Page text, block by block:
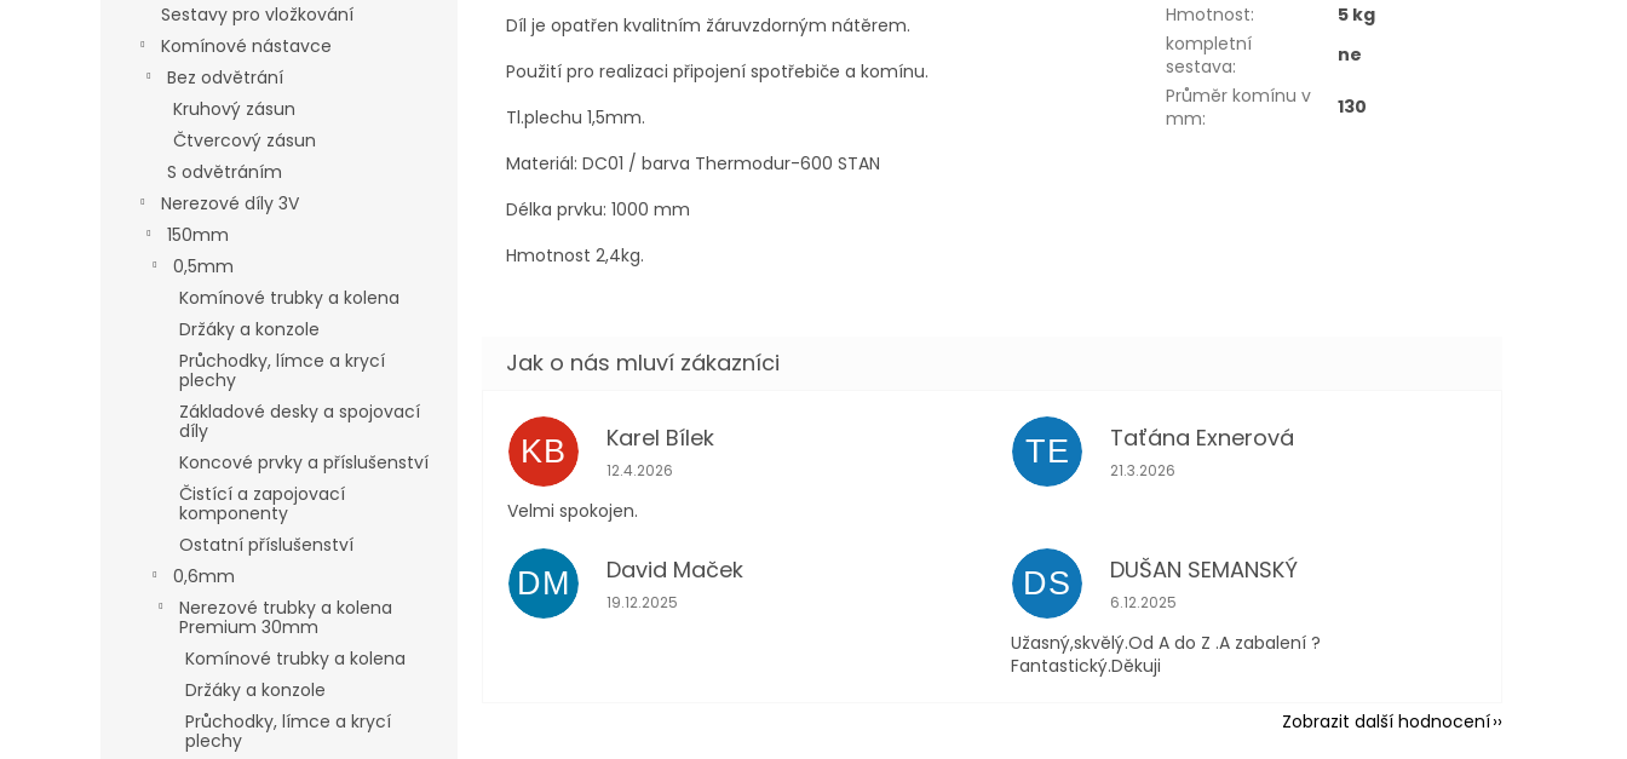
Sestavy pro vložkování
Komínové nástavce
Bez odvětrání
Kruhový zásun
Čtvercový zásun
S odvětráním
Nerezové díly 3V
150mm
0,5mm
Komínové trubky a kolena
Držáky a konzole
Průchodky, límce a krycí
plechy
Základové desky a spojovací
díly
Koncové prvky a příslušenství
Čistící a zapojovací
komponenty
Ostatní příslušenství
0,6mm
Nerezové trubky a kolena
Premium 30mm
Komínové trubky a kolena
Držáky a konzole
Průchodky, límce a krycí
plechy
Díl je opatřen kvalitním žáruvzdorným nátěrem.
Použití pro realizaci připojení spotřebiče a komínu.
Tl.plechu 1,5mm.
Materiál: DC01 / barva Thermodur-600 STAN
Délka prvku: 1000 mm
Hmotnost 2,4kg.
Hmotnost:
5 kg
kompletní
sestava:
ne
Průměr komínu v
mm: 130
KB Karel Bílek
Hodnocení obchodu je 5 z 5 hvězdiček.
12.4.2026
Velmi spokojen.
TE Taťána Exnerová
Hodnocení obchodu je 5 z 5 hvězdiček.
21.3.2026
DM David Maček
Hodnocení obchodu je 5 z 5 hvězdiček.
19.12.2025
DS DUŠAN SEMANSKÝ
Hodnocení obchodu je 5 z 5 hvězdiček.
6.12.2025
Užasný,skvělý.Od A do Z .A zabalení ?
Fantastický.Děkuji
Zobrazit další hodnocení